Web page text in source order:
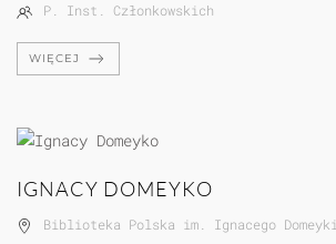
P. Inst. Członkowskich
WIĘCEJ
IGNACY DOMEYKO
Biblioteka Polska im. Ignacego Domeyki